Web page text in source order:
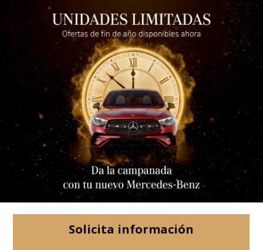
Solicita información